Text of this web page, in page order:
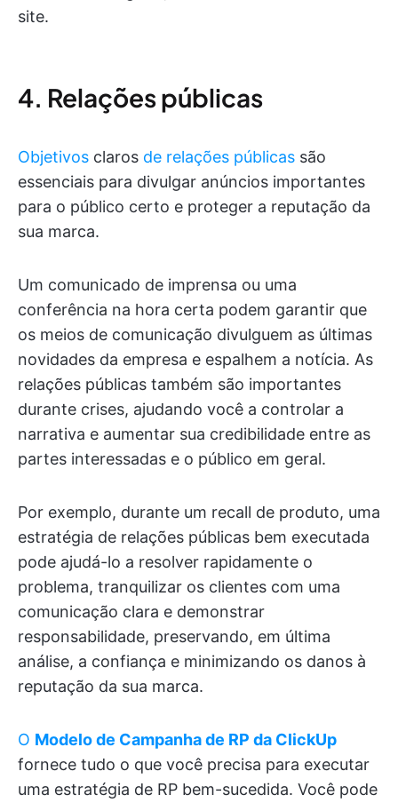
site.
4. Relações públicas
Objetivos claros de relações públicas são
essenciais para divulgar anúncios importantes
para o público certo e proteger a reputação da
sua marca.
Um comunicado de imprensa ou uma
conferência na hora certa podem garantir que
os meios de comunicação divulguem as últimas
novidades da empresa e espalhem a notícia. As
relações públicas também são importantes
durante crises, ajudando você a controlar a
narrativa e aumentar sua credibilidade entre as
partes interessadas e o público em geral.
Por exemplo, durante um recall de produto, uma
estratégia de relações públicas bem executada
pode ajudá-lo a resolver rapidamente o
problema, tranquilizar os clientes com uma
comunicação clara e demonstrar
responsabilidade, preservando, em última
análise, a confiança e minimizando os danos à
reputação da sua marca.
O Modelo de Campanha de RP da ClickUp
fornece tudo o que você precisa para executar
uma estratégia de RP bem-sucedida. Você pode